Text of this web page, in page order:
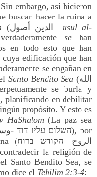
embargo, así hicieron
buscan hacer la ruina a
(أصول الدين –usul al-
verdaderamente se han
en todo esto que han
edificación que han
se engañan en
Santo Bendito Sea (الله
se burla y
planificando en debilitar
propósito. Y esto es
HaShalom(La paz sea
- דוד עליו השלום), por
(ברוח הקודש -الروح
la religión de
Santo Bendito Sea, se
dice el Tehilim 2:3-4: